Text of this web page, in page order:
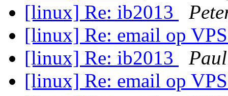
[linux] Re: ib2013
[linux] Re: email op
[linux] Re: ib2013
[linux] Re: email op